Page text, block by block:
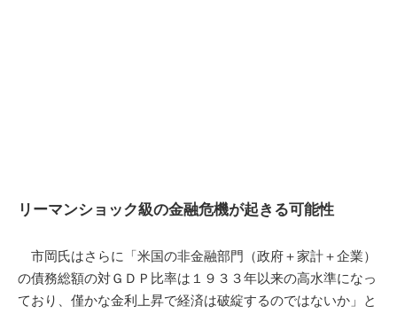
リーマンショック級の金融危機が起きる可能性
市岡氏はさらに「米国の非金融部門（政府＋家計＋企業）
の債務総額の対ＧＤＰ比率は１９３３年以来の高水準になっ
ており、僅かな金利上昇で経済は破綻するのではないか」と